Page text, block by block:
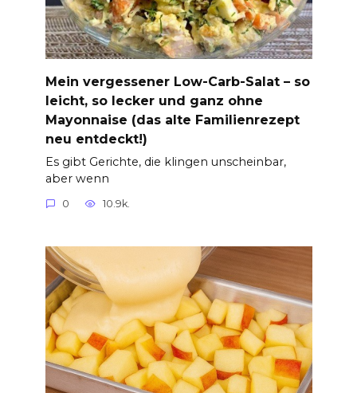
Mein vergessener Low-Carb-Salat – so
leicht, so lecker und ganz ohne
Mayonnaise (das alte Familienrezept
neu entdeckt!)
Es gibt Gerichte, die klingen unscheinbar,
aber wenn
0 10.9k.